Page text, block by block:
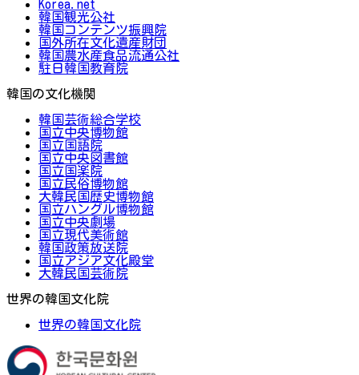
Korea.net
韓国観光公社
韓国コンテンツ振興院
国外所在文化遺産財団
韓国農水産食品流通公社
駐日韓国教育院
韓国の文化機関
韓国芸術総合学校
国立中央博物館
国立国語院
国立中央図書館
国立国楽院
国立民俗博物館
大韓民国歴史博物館
国立ハングル博物館
国立中央劇場
国立現代美術館
韓国政策放送院
国立アジア文化殿堂
大韓民国芸術院
世界の韓国文化院
世界の韓国文化院